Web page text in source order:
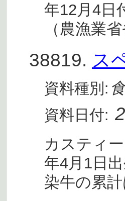
年12月4日
（農漁業
38819. ス
資料種別:
資料日付:
カスティ
年4月1日
染牛の累計